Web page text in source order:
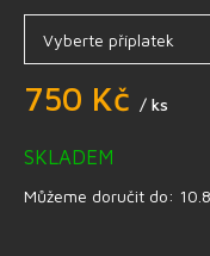
750 Kč / ks
SKLADEM
Můžeme doručit do: